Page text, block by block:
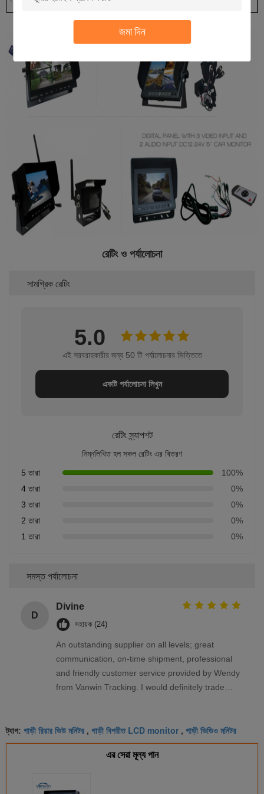
জমা দিন
রেটিং ও পর্যালোচনা
সামগ্রিক রেটিং
5.0
এই সরবরাহকারীর জন্য 50 টি পর্যালোচনার ভিত্তিতে
একটি পর্যালোচনা লিখুন
রেটিং স্ন্যাপশট
নিম্নলিখিত হল সকল রেটিং এর বিতরণ
5 তারা
100%
4 তারা
0%
3 তারা
0%
2 তারা
0%
1 তারা
0%
সমস্ত পর্যালোচনা
D
Divine
সহায়ক (24)
An outstanding supplier on all levels; great
communication, on-time shipment, professional
and friendly customer service provided by Wendy
from Vanwin Tracking. I would definitely trade
ট্যাগ: গাড়ী রিয়ার ভিউ মনিটর , গাড়ী বিপরীত LCD monitor , গাড়ী ভিডিও মনিটর
এর সেরা মূল্য পান